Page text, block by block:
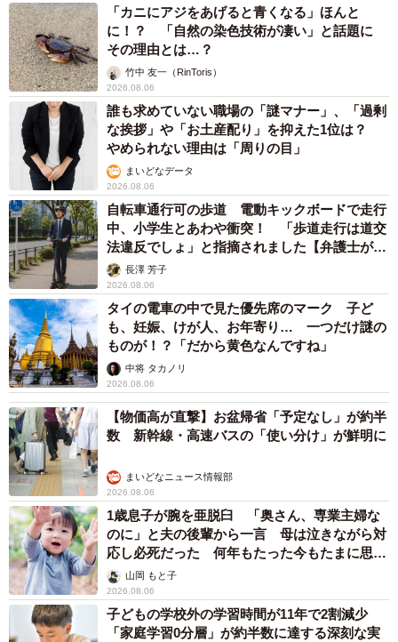
「カニにアジをあげると青くなる」ほんと
に！？ 「自然の染色技術が凄い」と話題に
その理由とは…？
竹中 友一（RinToris）
2026.08.06
誰も求めていない職場の「謎マナー」、「過剰
な挨拶」や「お土産配り」を抑えた1位は？
やめられない理由は「周りの目」
まいどなデータ
2026.08.06
自転車通行可の歩道 電動キックボードで走行
中、小学生とあわや衝突！ 「歩道走行は道交
法違反でしょ」と指摘されました【弁護士が解
説】長澤 芳子
2026.08.06
タイの電車の中で見た優先席のマーク 子ど
も、妊娠、けが人、お年寄り… 一つだけ謎の
ものが！？「だから黄色なんですね」
中将 タカノリ
2026.08.06
【物価高が直撃】お盆帰省「予定なし」が約半
数 新幹線・高速バスの「使い分け」が鮮明に
まいどなニュース情報部
2026.08.06
1歳息子が腕を亜脱臼 「奥さん、専業主婦な
のに」と夫の後輩から一言 母は泣きながら対
応し必死だった 何年もたった今もたまに思い
出し…山岡 もと子
2026.08.06
子どもの学校外の学習時間が11年で2割減少
「家庭学習0分層」が約半数に達する深刻な実